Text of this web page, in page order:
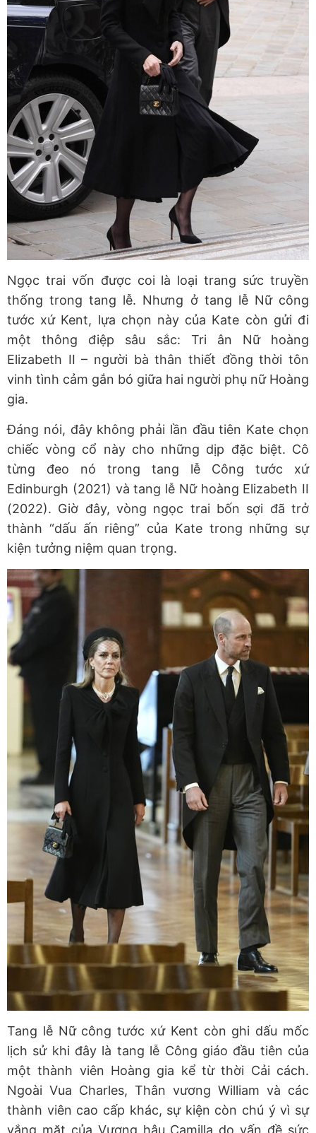
Ngọc trai vốn được coi là loại trang sức truyền
thống trong tang lễ. Nhưng ở tang lễ Nữ công
tước xứ Kent, lựa chọn này của Kate còn gửi đi
một thông điệp sâu sắc: Tri ân Nữ hoàng
Elizabeth II – người bà thân thiết đồng thời tôn
vinh tình cảm gắn bó giữa hai người phụ nữ Hoàng
gia.
Đáng nói, đây không phải lần đầu tiên Kate chọn
chiếc vòng cổ này cho những dịp đặc biệt. Cô
từng đeo nó trong tang lễ Công tước xứ
Edinburgh (2021) và tang lễ Nữ hoàng Elizabeth II
(2022). Giờ đây, vòng ngọc trai bốn sợi đã trở
thành “dấu ấn riêng” của Kate trong những sự
kiện tưởng niệm quan trọng.
Tang lễ Nữ công tước xứ Kent còn ghi dấu mốc
lịch sử khi đây là tang lễ Công giáo đầu tiên của
một thành viên Hoàng gia kể từ thời Cải cách.
Ngoài Vua Charles, Thân vương William và các
thành viên cao cấp khác, sự kiện còn chú ý vì sự
vắng mặt của Vương hậu Camilla do vấn đề sức